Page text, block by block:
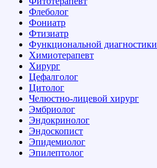
Флеболог
Фониатр
Фтизиатр
Функциональной диагностики
Химиотерапевт
Хирург
Цефалголог
Цитолог
Челюстно-лицевой хирург
Эмбриолог
Эндокринолог
Эндоскопист
Эпидемиолог
Эпилептолог